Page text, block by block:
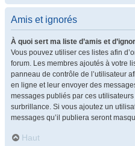
Amis et ignorés
À quoi sert ma liste d’amis et
Vous pouvez utiliser ces listes afin
forum. Les membres ajoutés à votre
panneau de contrôle de l’utilisateur
en ligne et leur envoyer des
messages publiés par ces
surbrillance. Si vous ajoutez un
messages qu’il publiera seront
Haut